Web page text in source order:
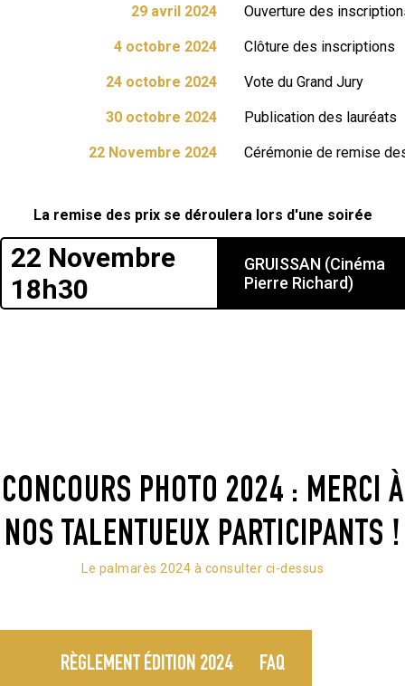
29 avril 2024 Ouverture des
4 octobre 2024 Clôture des inscriptions
24 octobre 2024 Vote du Grand Jury
30 octobre 2024 Publication des lauréats
22 Novembre 2024 Cérémonie de remise
La remise des prix se déroulera lors d'une soirée
22 Novembre
18h30
GRUISSAN (Cinéma
Pierre Richard)
CONCOURS PHOTO 2024 : MERCI À
NOS TALENTUEUX PARTICIPANTS !
Le palmarès 2024 à consulter ci-dessus
RÈGLEMENT ÉDITION 2024 FAQ